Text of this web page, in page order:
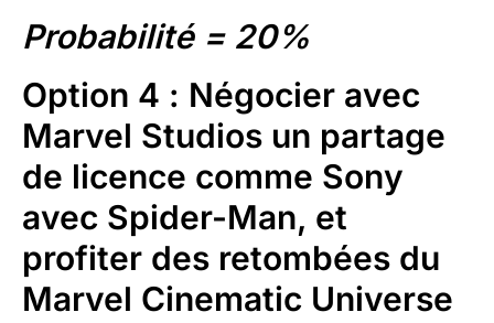
Probabilité = 20%
Option 4 : Négocier avec
Marvel Studios un partage
de licence comme Sony
avec Spider-Man, et
profiter des retombées du
Marvel Cinematic Universe